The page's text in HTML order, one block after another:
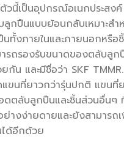
นี้เป็นอุปกรณ์อเนกประสงค์
กปืนแบบย้อนกลับเหมาะสำ
ทั้งภายในและภายนอกหรือ
รถรองรับขนาดของตลับลู
กัน และมีชื่อว่า SKF
ขนที่ยาวกว่ารุ่นปกติ แขนที่
ดตลับลูกปืนและชิ้นส่วนอื่นๆ
ย่างง่ายดายและยังสามารถ
ด้อีกด้วย